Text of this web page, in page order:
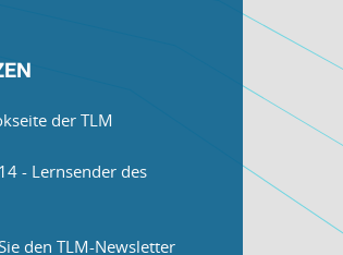
der TLM
- Lernsender des
den TLM-Newsletter